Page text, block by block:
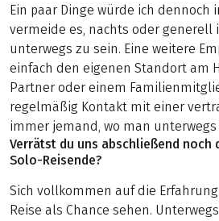
Ein paar Dinge würde ich dennoch
vermeide es, nachts oder generell
unterwegs zu sein. Eine weitere
einfach den eigenen Standort am
Partner oder einem
regelmäßig Kontakt mit einer
immer jemand, wo man unterwegs
Verrätst du uns abschließend noch
Solo-Reisende?
Sich vollkommen auf die
Reise als Chance sehen.